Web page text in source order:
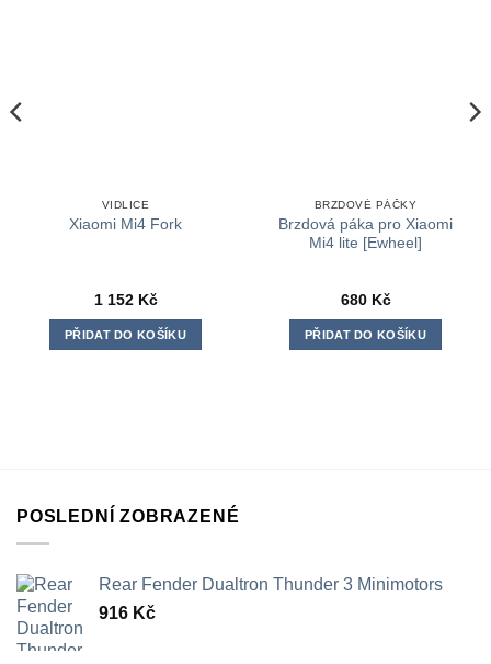
VIDLICE
Xiaomi Mi4 Fork
1 152 Kč
PŘIDAT DO KOŠÍKU
BRZDOVÉ PÁČKY
Brzdová páka pro Xiaomi
Mi4 lite [Ewheel]
680 Kč
PŘIDAT DO KOŠÍKU
POSLEDNÍ ZOBRAZENÉ
Rear Fender Dualtron Thunder 3 Minimotors
916 Kč